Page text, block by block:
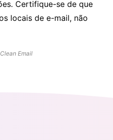
Certifique-se de que
locais de e-mail, não
Email